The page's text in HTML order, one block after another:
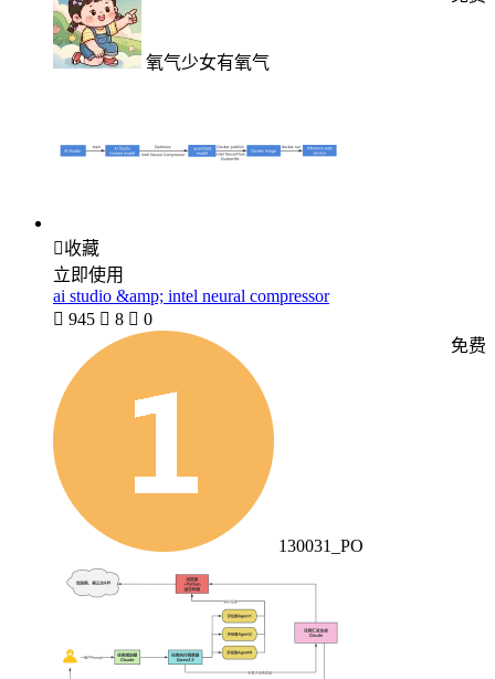
氧气少女有氧气
收藏
立即使用
ai studio &amp; intel neural compressor
 945  8  0
130031_PO
免费